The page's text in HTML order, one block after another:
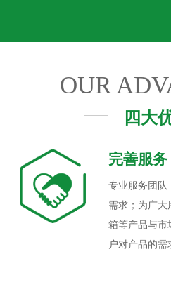
OUR
四大
完善服
专业服务团队
需求；为广大
箱等产品与市
户对产品的需